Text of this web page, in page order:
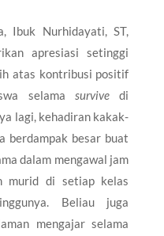
Ibuk Nurhidayati, ST,
apresiasi setinggi
atas kontribusi positif
selama survivedi
lagi, kehadiran kakak-
berdampak besar buat
dalam mengawal jam
murid di setiap kelas
Beliau juga
mengajar selama